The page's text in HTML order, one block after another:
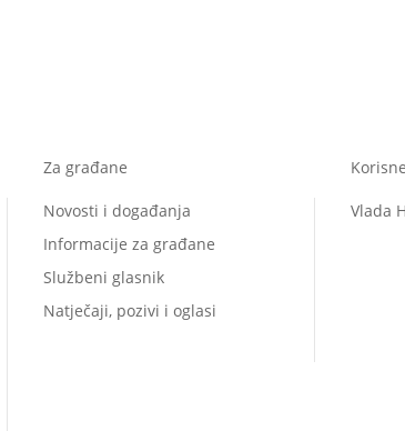
Za građane
Novosti i događanja
Informacije za građane
Službeni glasnik
Natječaji, pozivi i oglasi
Vlada